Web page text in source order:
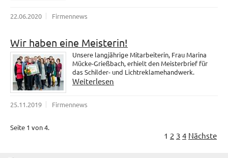
22.06.2020 Firmennews
Wir haben eine Meisterin!
Unsere langjährige Mitarbeiterin, Frau Marina
Mücke-Grießbach, erhielt den Meisterbrief für
das Schilder- und Lichtreklamehandwerk.
Weiterlesen
25.11.2019 Firmennews
Seite 1 von 4.
1 2 3 4 Nächste